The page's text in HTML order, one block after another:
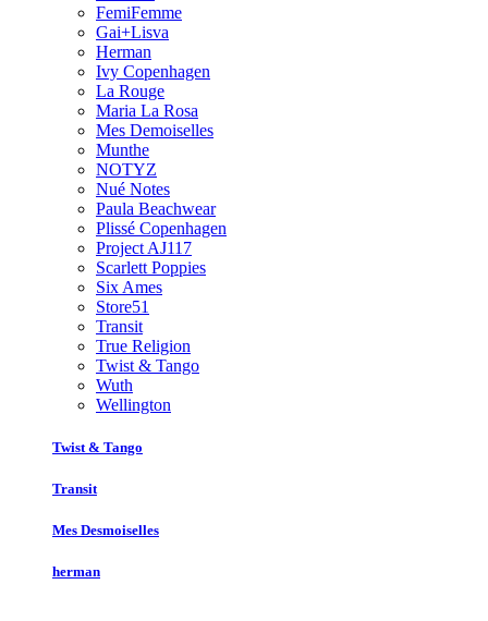
FemiFemme
Gai+Lisva
Herman
Ivy Copenhagen
La Rouge
Maria La Rosa
Mes Demoiselles
Munthe
NOTYZ
Nué Notes
Paula Beachwear
Plissé Copenhagen
Project AJ117
Scarlett Poppies
Six Ames
Store51
Transit
True Religion
Twist & Tango
Wuth
Wellington
Twist & Tango
Transit
Mes Desmoiselles
herman